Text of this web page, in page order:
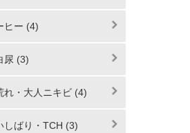
ヒー (4)
尿 (3)
れ・大人ニキビ (4)
しばり・TCH (3)